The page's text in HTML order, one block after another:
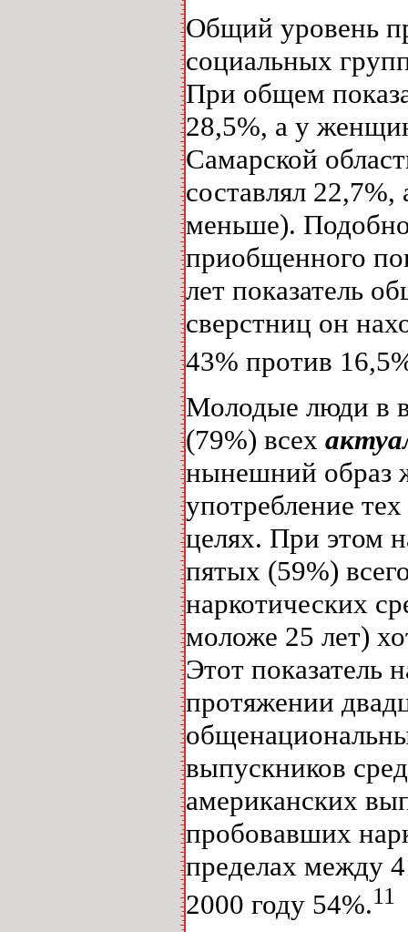
Общий уровень
социальных
При общем
28,5%, а у
Самарской
составлял
меньше).
приобщенного
лет показатель
сверстниц он
43% против
Молодые люди в
(79%) всех
нынешний образ
употребление
целях. При этом
пятых (59%)
наркотических
моложе 25 лет)
Этот показатель
протяжении
выпускников
американских
пробовавших
пределах между
2000 году 54%.11